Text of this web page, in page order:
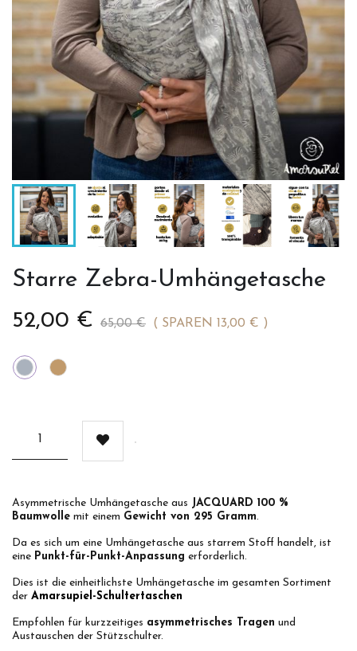
Starre Zebra-Umhängetasche
52,00 € 65,00 € SPAREN 13,00 €
Gris Camel
Asymmetrische Umhängetasche aus JACQUARD 100 %
Baumwolle mit einem Gewicht von 295 Gramm.
Da es sich um eine Umhängetasche aus starrem Stoff handelt, ist
eine Punkt-für-Punkt-Anpassung erforderlich.
Dies ist die einheitlichste Umhängetasche im gesamten Sortiment
der Amarsupiel-Schultertaschen
Empfohlen für kurzzeitiges asymmetrisches Tragen und
Austauschen der Stützschulter.